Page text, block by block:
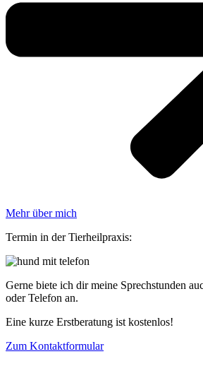
Mehr über mich
Termin in der Tierheilpraxis:
Gerne biete ich dir meine Sprechstunden
oder Telefon an.
Eine kurze Erstberatung ist kostenlos!
Zum Kontaktformular